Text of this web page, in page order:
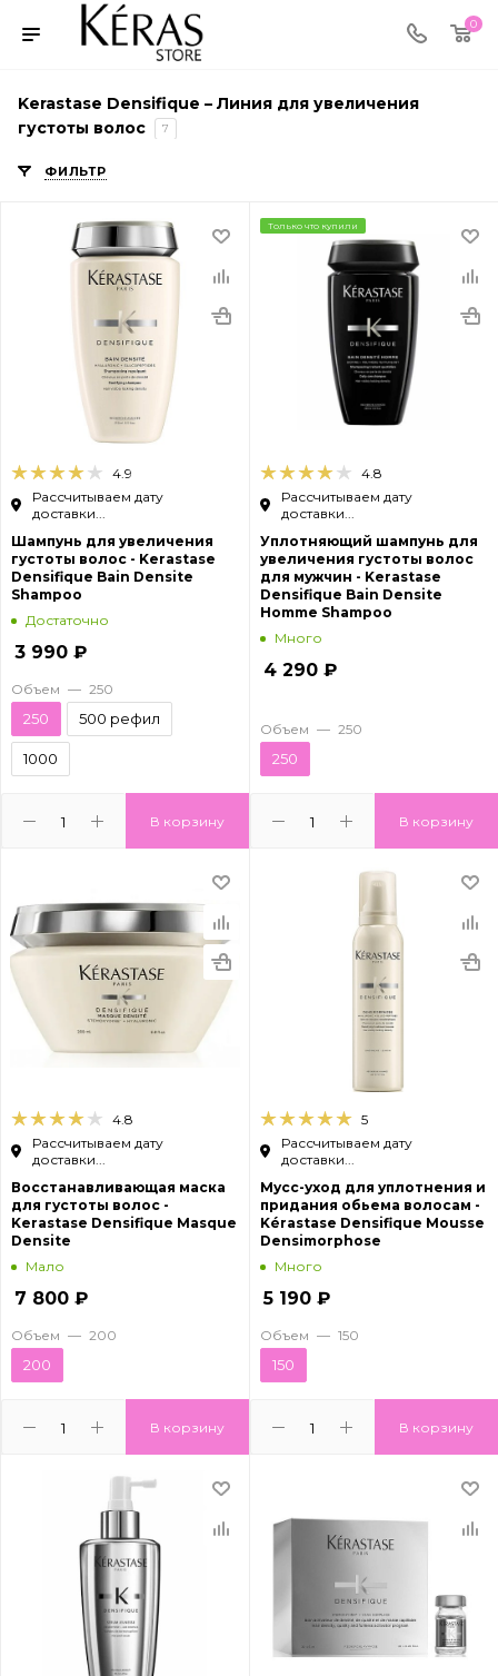
0
Kerastase Densifique – Линия для увеличения
густоты волос
7
ФИЛЬТР
4.9
Рассчитываем дату
доставки...
Шампунь для увеличения
густоты волос - Kerastase
Densifique Bain Densite
Shampoo
Достаточно
3 990 ₽
В корзину
Объем — 250
250 500 рефил
1000
Только что купили
4.8
Рассчитываем дату
доставки...
Уплотняющий шампунь для
увеличения густоты волос
для мужчин - Kerastase
Densifique Bain Densite
Homme Shampoo
Много
4 290 ₽
В корзину
Объем — 250
250
4.8
Рассчитываем дату
доставки...
Восстанавливающая маска
для густоты волос -
Kerastase Densifique Masque
Densite
Мало
7 800 ₽
В корзину
Объем — 200
200
5
Рассчитываем дату
доставки...
Мусс-уход для уплотнения и
придания обьема волосам -
Kérastase Densifique Mousse
Densimorphose
Много
5 190 ₽
В корзину
Объем — 150
150